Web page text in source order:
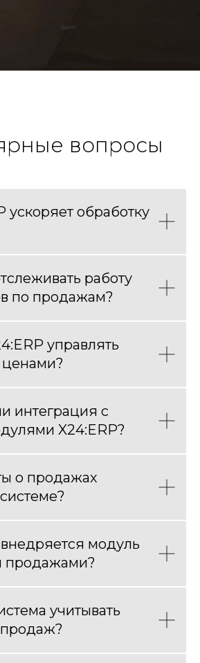
вопросы
ускоряет обработку
работу
по продажам?
управлять
интеграция с
X24:ERP?
о продажах
модуль
продажами?
учитывать